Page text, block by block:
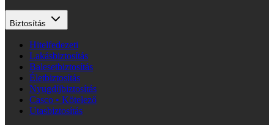
Biztosítás
Hitelfedezeti
Lakásbiztosítás
Balesetbiztosítás
Életbiztosítás
Nyugdíjbiztosítás
Casco • Kötelező
Utasbiztosítás